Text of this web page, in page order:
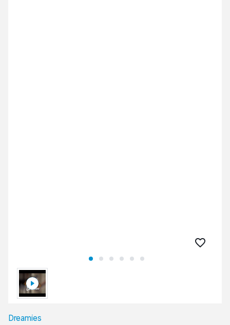
Dreamies